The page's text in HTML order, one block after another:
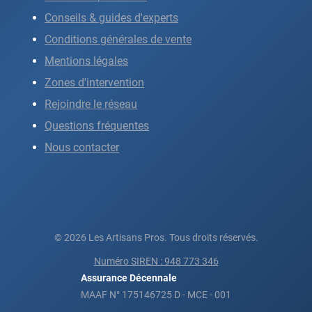
Conseils & guides d'experts
Conditions générales de vente
Mentions légales
Zones d'intervention
Rejoindre le réseau
Questions fréquentes
Nous contacter
© 2026 Les Artisans Pros. Tous droits réservés.
Numéro SIREN : 948 773 346
Assurance Décennale
MAAF N° 175146725 D - MCE - 001